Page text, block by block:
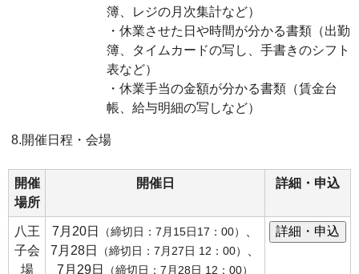
簿、レジの月次集計など）
・休業させた日や時間が分かる書類（出勤
簿、タイムカードの写し、手書きのシフト
表など）
・休業手当の金額が分かる書類（賃金台
帳、給与明細の写しなど）
8.開催日程・会場
開催
場所
開催日 詳細・申込
八王
子会
場
7月20日 （締切日：7月15日17：00）
7月28日
（締切日：7月27日 12：00）
7月29日
（締切日：7月28日 12：00）